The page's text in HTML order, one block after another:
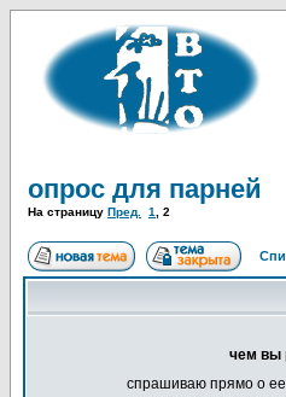
опрос для парней
На страницу Пред. 1 2
чем вы
спрашиваю прямо о